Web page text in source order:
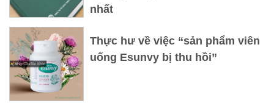
nhất
Thực hư về việc “sản phẩm viên
uống Esunvy bị thu hồi”